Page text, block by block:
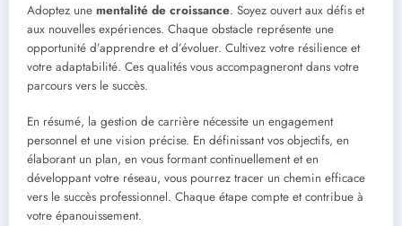
Adoptez une mentalité de croissance. Soyez ouvert aux défis et
aux nouvelles expériences. Chaque obstacle représente une
opportunité d’apprendre et d’évoluer. Cultivez votre résilience et
votre adaptabilité. Ces qualités vous accompagneront dans votre
parcours vers le succès.
En résumé, la gestion de carrière nécessite un engagement
personnel et une vision précise. En définissant vos objectifs, en
élaborant un plan, en vous formant continuellement et en
développant votre réseau, vous pourrez tracer un chemin efficace
vers le succès professionnel. Chaque étape compte et contribue à
votre épanouissement.